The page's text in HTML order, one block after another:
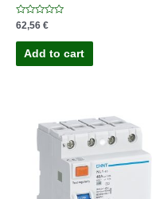
Rated
0
out
62,56 €
Add to cart